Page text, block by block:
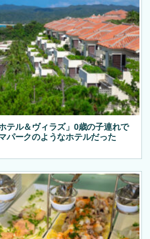
テル＆ヴィラズ」0歳の子連れで
パークのようなホテルだった